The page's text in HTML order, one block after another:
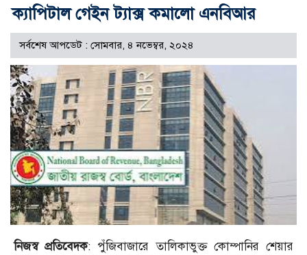
ক‍্যাপিটাল গেইন ট‍্যাক্স কমালো এনবিআর
সর্বশেষ আপডেট : সোমবার, ৪ নভেম্বর, ২০২৪
নিজস্ব প্রতিবেদক: পুঁজিবাজারে তালিকাভুক্ত কোম্পানির শেয়ার